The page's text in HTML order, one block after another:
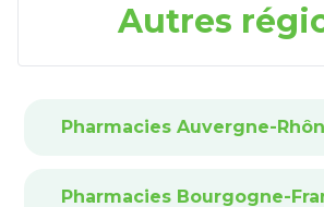
Autres
Pharmacies Auvergne-
Pharmacies Bourgogne-